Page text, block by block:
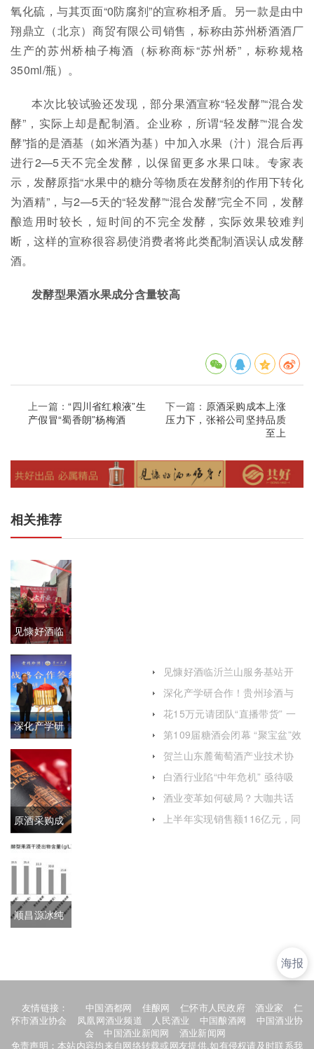
氧化硫，与其页面“0防腐剂”的宣称相矛盾。另一款是由中
翔鼎立（北京）商贸有限公司销售，标称由苏州桥酒酒厂
生产的苏州桥柚子梅酒（标称商标“苏州桥”，标称规格
350ml/瓶）。
本次比较试验还发现，部分果酒宣称“轻发酵”“混合发
酵”，实际上却是配制酒。企业称，所谓“轻发酵”“混合发
酵”指的是酒基（如米酒为基）中加入水果（汁）混合后再
进行2—5天不完全发酵，以保留更多水果口味。专家表
示，发酵原指“水果中的糖分等物质在发酵剂的作用下转化
为酒精”，与2—5天的“轻发酵”“混合发酵”完全不同，发酵
酿造用时较长，短时间的不完全发酵，实际效果较难判
断，这样的宣称很容易使消费者将此类配制酒误认成发酵
酒。
发酵型果酒水果成分含量较高
上一篇：“四川省红粮液”生
产假冒“蜀香朗”杨梅酒
下一篇： 原酒采购成本上涨
压力下，张裕公司坚持品质
至上
相关推荐
见慷好酒临
沂兰山服务
基站开业典
礼盛大举行
深化产学研
合作！贵州
珍酒与贵州
大学签署战
略合作协议
原酒采购成
本上涨压力
下，张裕公
司坚持品质
至上
顺昌源冰纯
传
见慷好酒临沂兰山服务基站开
深化产学研合作！贵州珍酒与
花15万元请团队“直播带货” 一
第109届糖酒会闭幕 “聚宝盆”效
贺兰山东麓葡萄酒产业技术协
白酒行业陷“中年危机” 亟待吸
酒业变革如何破局？大咖共话
上半年实现销售额116亿元，同
友情链接： 中国酒都网 佳酿网 仁怀市人民政府 酒业家
仁
怀市酒业协会
凤凰网酒业频道 人民酒业 中国酿酒网
中国酒业协
会
中国酒业新闻网
酒业新闻网
免责声明：本站内容均来自网络转载或网友提供,如有侵权请及时联系我
海报